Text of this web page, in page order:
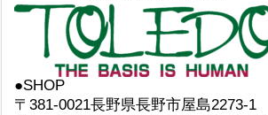
●SHOP
〒381-0021長野県長野市屋島2273-1